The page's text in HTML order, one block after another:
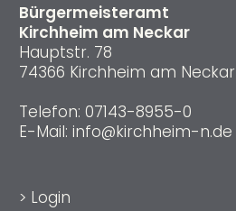
Bürgermeisteramt
Kirchheim am Neckar
Hauptstr. 78
74366 Kirchheim am Neckar
Telefon: 07143-8955-0
E-Mail: info@kirchheim-n.de
> Login